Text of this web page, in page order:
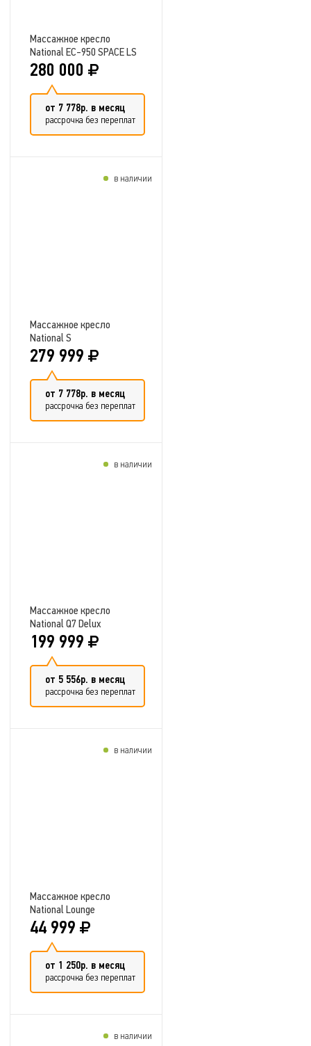
Массажное кресло
National EC-950 SPACE LS
280 000
от 7 778р. в месяц
рассрочка без переплат
Массажное кресло
National S
279 999
от 7 778р. в месяц
рассрочка без переплат
в наличии
Массажное кресло
National Q7 Delux
199 999
от 5 556р. в месяц
рассрочка без переплат
в наличии
Массажное кресло
National Lounge
44 999
от 1 250р. в месяц
рассрочка без переплат
в наличии
в наличии